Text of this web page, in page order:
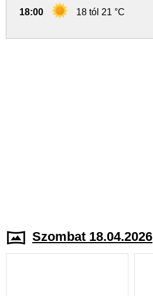
18:00 18 tól 21 °C
Szombat 18.04.2026